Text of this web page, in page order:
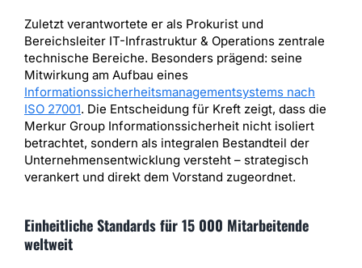
Zuletzt verantwortete er als Prokurist und
Bereichsleiter IT-Infrastruktur & Operations zentrale
technische Bereiche. Besonders prägend: seine
Mitwirkung am Aufbau eines
Informationssicherheitsmanagementsystems nach
ISO 27001. Die Entscheidung für Kreft zeigt, dass die
Merkur Group Informationssicherheit nicht isoliert
betrachtet, sondern als integralen Bestandteil der
Unternehmensentwicklung versteht – strategisch
verankert und direkt dem Vorstand zugeordnet.
Einheitliche Standards für 15 000 Mitarbeitende
weltweit